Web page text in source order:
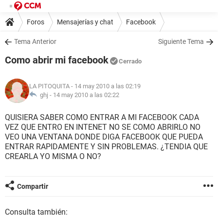
Foros Mensajerías y chat Facebook
Tema Anterior Siguiente Tema
Como abrir mi facebook Cerrado
LA PITOQUITA - 14 may 2010 a las 02:19
ghj - 14 may 2010 a las 02:22
QUISIERA SABER COMO ENTRAR A MI FACEBOOK CADA
VEZ QUE ENTRO EN INTENET NO SE COMO ABRIRLO NO
VEO UNA VENTANA DONDE DIGA FACEBOOK QUE PUEDA
ENTRAR RAPIDAMENTE Y SIN PROBLEMAS. ¿TENDIA QUE
CREARLA YO MISMA O NO?
Compartir
Consulta también: